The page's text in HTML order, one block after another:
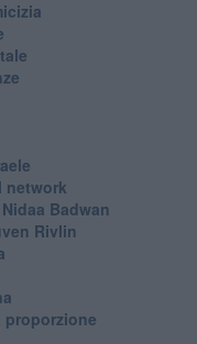
network
Badwan
Rivlin
proporzione